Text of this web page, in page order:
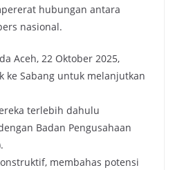
hubungan antara
nasional.
Aceh, 22 Oktober 2025,
ke Sabang untuk melanjutkan
terlebih dahulu
Badan Pengusahaan
membahas potensi